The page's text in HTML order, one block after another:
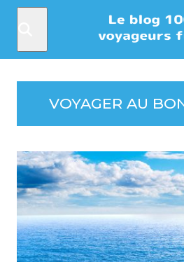
VOYAGER AU